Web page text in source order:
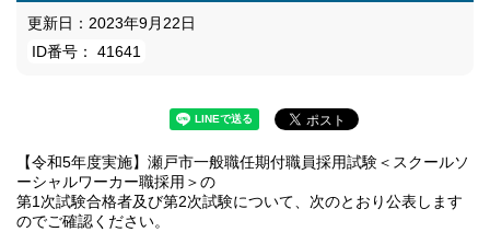
更新日：2023年9月22日
ID番号： 41641
【令和5年度実施】瀬戸市一般職任期付職員採用試験＜スクールソ
ーシャルワーカー職採用＞の
第1次試験合格者及び第2次試験について、次のとおり公表します
のでご確認ください。